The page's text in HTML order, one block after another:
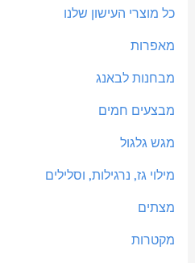
כל מוצרי העישון שלנו
מאפרות
מבחנות לבאנג
מבצעים חמים
מגש גלגול
מילוי גז, נרגילות, וסלילים
מצתים
מקטרות